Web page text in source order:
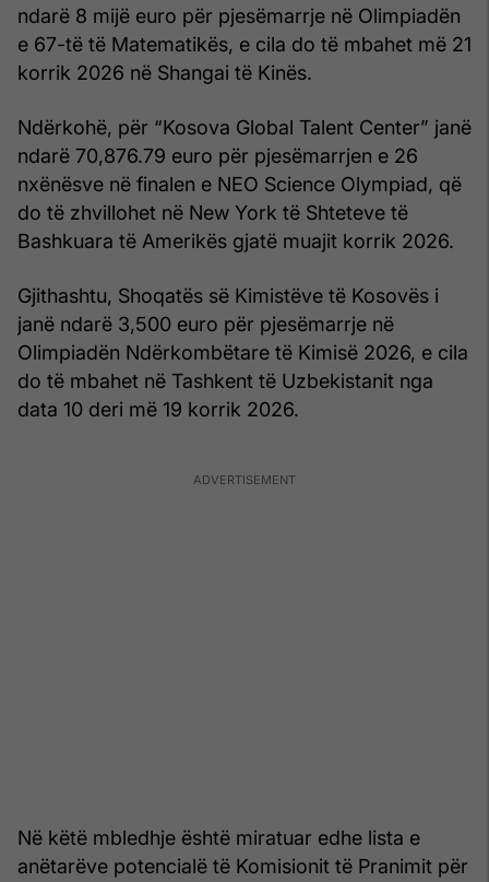
ndarë 8 mijë euro për pjesëmarrje në Olimpiadën
e 67-të të Matematikës, e cila do të mbahet më 21
korrik 2026 në Shangai të Kinës.
Ndërkohë, për “Kosova Global Talent Center” janë
ndarë 70,876.79 euro për pjesëmarrjen e 26
nxënësve në finalen e NEO Science Olympiad, që
do të zhvillohet në New York të Shteteve të
Bashkuara të Amerikës gjatë muajit korrik 2026.
Gjithashtu, Shoqatës së Kimistëve të Kosovës i
janë ndarë 3,500 euro për pjesëmarrje në
Olimpiadën Ndërkombëtare të Kimisë 2026, e cila
do të mbahet në Tashkent të Uzbekistanit nga
data 10 deri më 19 korrik 2026.
Në këtë mbledhje është miratuar edhe lista e
anëtarëve potencialë të Komisionit të Pranimit për